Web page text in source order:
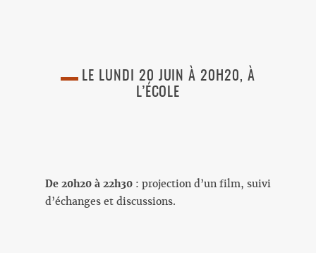
LE LUNDI 20 JUIN À 20H20, À
L’ÉCOLE
De 20h20 à 22h30 : projection d’un film, suivi
d’échanges et discussions.